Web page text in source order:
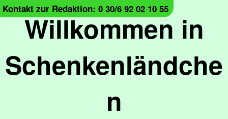
Willkommen in
Schenkenländche
n
Kontakt zur Redaktion: 0 30/6 92 02 10 55